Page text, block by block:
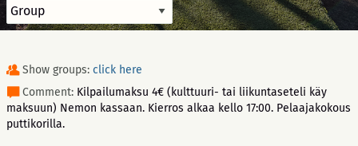
Show groups: click here
Comment: Kilpailumaksu 4€ (kulttuuri- tai liikuntaseteli käy
maksuun) Nemon kassaan. Kierros alkaa kello 17:00. Pelaajakokous
puttikorilla.